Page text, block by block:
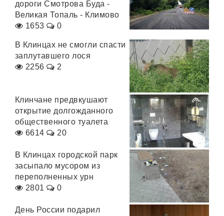
дороги Смотрова Буда -
Великая Топаль - Климово
1653
0
В Клинцах не смогли спасти
заплутавшего лося
2256
2
Клинчане предвкушают
открытие долгожданного
общественного туалета
6614
20
В Клинцах городской парк
засыпало мусором из
переполненных урн
2801
0
День России подарил